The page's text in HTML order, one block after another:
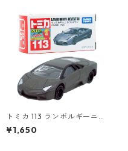
トミカ 113 ランボルギーニ
レヴェントン #10359791
¥1,650